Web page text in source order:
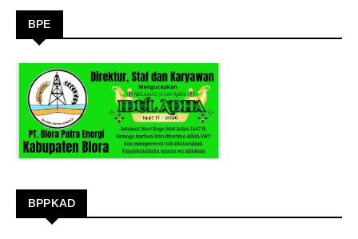
BPE
BPPKAD